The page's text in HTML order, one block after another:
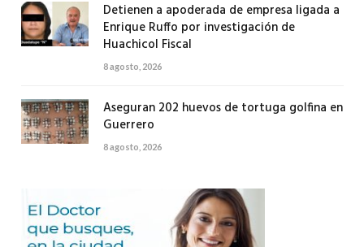
Detienen a apoderada de empresa ligada a
Enrique Ruffo por investigación de
Huachicol Fiscal
8 agosto, 2026
Aseguran 202 huevos de tortuga golfina en
Guerrero
8 agosto, 2026